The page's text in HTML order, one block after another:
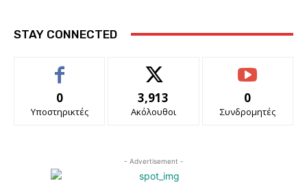
STAY CONNECTED
0
Υποστηρικτές
3,913
Ακόλουθοι
0
Συνδρομητές
- Advertisement -